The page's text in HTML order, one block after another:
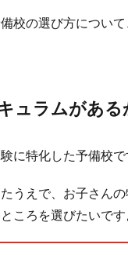
校の選び方につい
ュラムがある
に特化した予備校
うえで、お子さん
ころを選びたいです